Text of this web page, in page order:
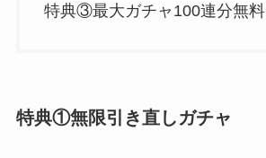
特典③最大ガチャ100連分無料
特典①無限引き直しガチャ